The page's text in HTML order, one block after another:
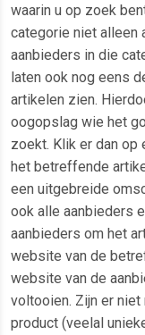
waarin u op zoek
categorie niet alleen
aanbieders in die
laten ook nog eens
artikelen zien.
oogopslag wie het
zoekt. Klik er dan op
het betreffende
een uitgebreide
ook alle aanbieders
aanbieders om het
website van de
website van de
voltooien. Zijn er
product (veelal